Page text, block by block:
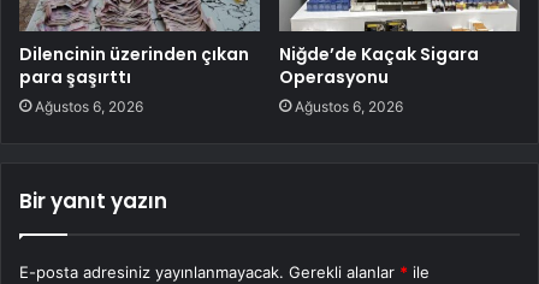
Dilencinin üzerinden çıkan
para şaşırttı
Ağustos 6, 2026
Niğde’de Kaçak Sigara
Operasyonu
Ağustos 6, 2026
Bir yanıt yazın
E-posta adresiniz yayınlanmayacak. Gerekli alanlar * ile